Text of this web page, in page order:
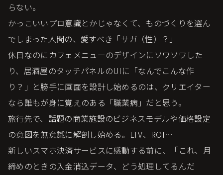
らない。
かっこいいプロ意識とかじゃなくて、ものづくりを選ん
でしまった人間の、愛すべき「サガ（性）？」
休日なのにカフェメニューのデザインにソワソワした
り、居酒屋のタッチパネルのUIに「なんでこんな作
り？」と勝手に画面を設計し始めるのは、クリエイター
なら誰もが身に覚えのある「職業病」だと思う。
旅行先で、話題の商業施設のビジネスモデルや価格設定
の意図を無意識に解剖し始める。LTV、ROI…
新しいスマホ決済サービスに感動する前に、「これ、月
締めのときの入金消込データ、どう処理してるんだ